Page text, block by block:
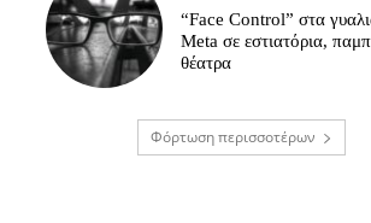
“Face Control” στα
Meta σε εστιατόρια,
θέατρα
Φόρτωση περισσοτέρων